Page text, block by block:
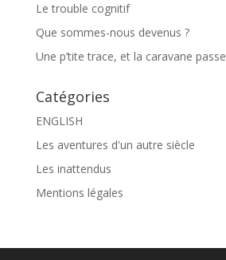
Le trouble cognitif
Que sommes-nous devenus ?
Une p’tite trace, et la caravane passe
Catégories
ENGLISH
Les aventures d'un autre siècle
Les inattendus
Mentions légales